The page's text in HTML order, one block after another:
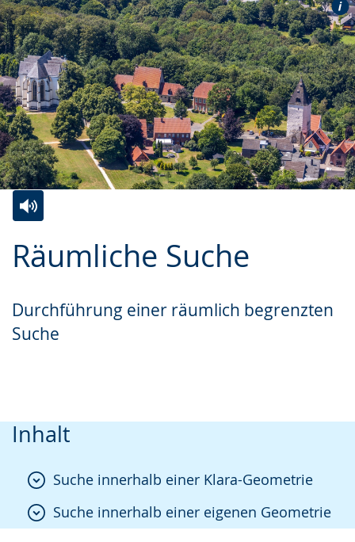
Räumliche Suche
Durchführung einer räumlich begrenzten
Suche
Leichten
wechseln.
Audio-
Video
Deutscher
Gebärdensprache
Inhalt
Suche innerhalb einer Klara-Geometrie
Suche innerhalb einer eigenen Geometrie